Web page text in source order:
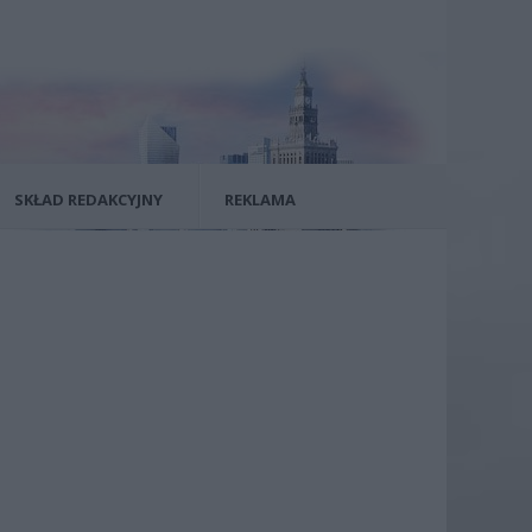
SKŁAD REDAKCYJNY REKLAMA